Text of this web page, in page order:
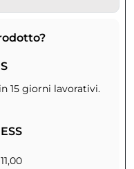
15 giorni lavorativi.